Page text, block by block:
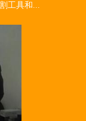
工具和...